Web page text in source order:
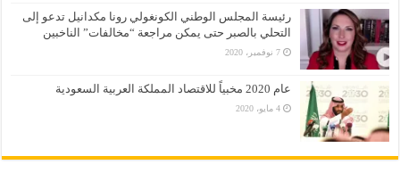
رئيسة المجلس الوطني الكونغولي رونا مكدانيل تدعو إلى
التحلي بالصبر حتى يمكن مراجعة “مخالفات” الناخبين
7 نوفمبر، 2020
عام 2020 مخبياً للاقتصاد المملكة العربية السعودية
4 مايو، 2020